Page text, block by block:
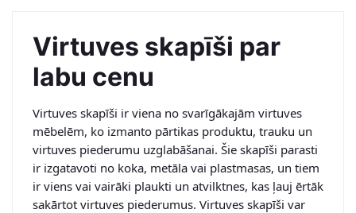
Virtuves skapīši par
labu cenu
Virtuves skapīši ir viena no svarīgākajām virtuves
mēbelēm, ko izmanto pārtikas produktu, trauku un
virtuves piederumu uzglabāšanai. Šie skapīši parasti
ir izgatavoti no koka, metāla vai plastmasas, un tiem
ir viens vai vairāki plaukti un atvilktnes, kas ļauj ērtāk
sakārtot virtuves piederumus. Virtuves skapīši var